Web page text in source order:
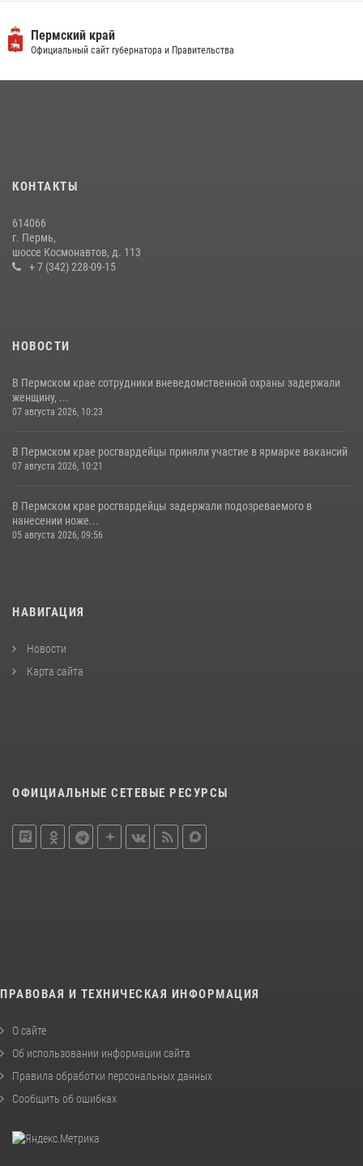
ветеринарно-санитарной службы с годовщиной образования
13 июля 2026, 10:43
30 июля 2026, 05:19
17 июля 2026, 10:34
Пермский край
Официальный сайт губернатора и Правительства
КОНТАКТЫ
614066
г. Пермь,
шоссе Космонавтов, д. 113
+ 7 (342) 228-09-15
НОВОСТИ
В Пермском крае сотрудники вневедомственной охраны задержали
женщину, ...
07 августа 2026, 10:23
В Пермском крае росгвардейцы приняли участие в ярмарке вакансий
07 августа 2026, 10:21
В Пермском крае росгвардейцы задержали подозреваемого в
нанесении ноже...
05 августа 2026, 09:56
НАВИГАЦИЯ
Новости
Карта сайта
ОФИЦИАЛЬНЫЕ СЕТЕВЫЕ РЕСУРСЫ
ПРАВОВАЯ И ТЕХНИЧЕСКАЯ ИНФОРМАЦИЯ
О сайте
Об использовании информации сайта
Правила обработки персональных данных
Сообщить об ошибках